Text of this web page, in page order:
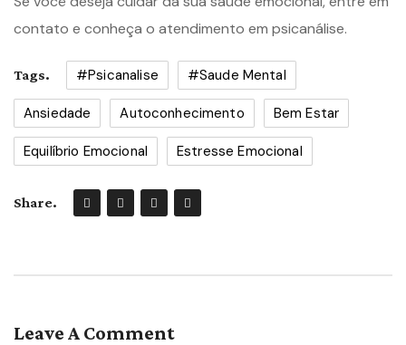
contato e conheça o atendimento em psicanálise.
Tags. #psicanalise #saude Mental
Ansiedade Autoconhecimento Bem Estar
Equilíbrio Emocional Estresse Emocional
Share.
Leave A Comment